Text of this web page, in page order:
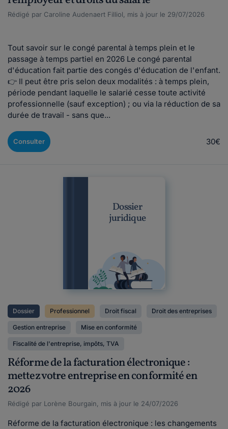
Rédigé par Caroline Audenaert Filliol, mis à jour le 29/07/2026
​Tout savoir sur le congé parental à temps plein et le
passage à temps partiel en 2026 Le congé parental
d'éducation fait partie des congés d'éducation de l'enfant.
👉 Il peut être pris selon deux modalités : à temps plein,
période pendant laquelle le salarié cesse toute activité
professionnelle (sauf exception) ; ou via la réduction de sa
durée de travail - sans que...
Consulter 30€
Dossier
juridique
Dossier Professionnel Droit fiscal Droit des entreprises
Gestion entreprise Mise en conformité
Fiscalité de l'entreprise, impôts, TVA
Réforme de la facturation électronique :
mettez votre entreprise en conformité en
2026
Rédigé par Lorène Bourgain, mis à jour le 24/07/2026
Réforme de la facturation électronique : les changements